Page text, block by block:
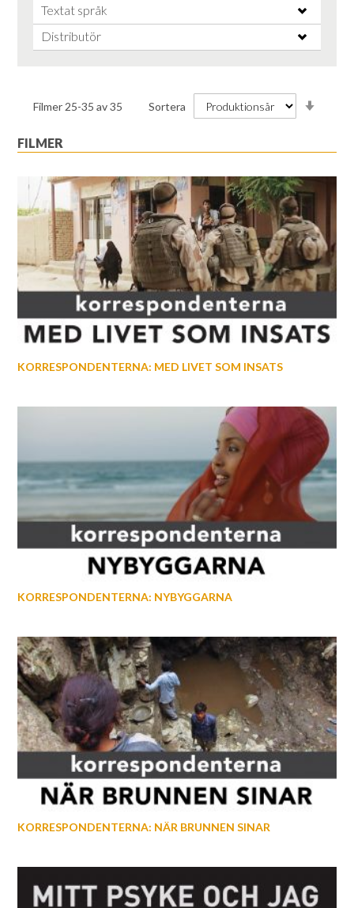
Textat språk
Distributör
Filmer 25-35 av35 Sortera
FILMER
KORRESPONDENTERNA: MED LIVET SOM INSATS
KORRESPONDENTERNA: NYBYGGARNA
KORRESPONDENTERNA: NÄR BRUNNEN SINAR